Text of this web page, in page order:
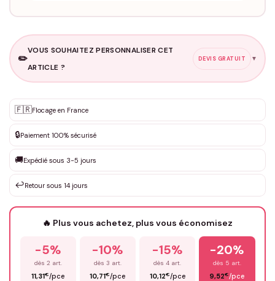
✏️
VOUS SOUHAITEZ PERSONNALISER CET
ARTICLE ?
DEVIS GRATUIT ▼
✨ Personnalisation sur mesure
DEVIS GRATUIT · Personnalisation de 3 à 10€ selon la demande
Que souhaitez-vous ?*
Votre texte / idée*
Prénom*
🇫🇷Flocage en France
🔒Paiement 100% sécurisé
🚚Expédié sous 3-5 jours
↩️Retour sous 14 jours
🔥 Plus vous achetez, plus vous économisez
-5%
dès 2 art.
11,31€/pce
-10%
dès 3 art.
10,71€/pce
-15%
dès 4 art.
10,12€/pce
-20%
dès 5 art.
9,52€/pce